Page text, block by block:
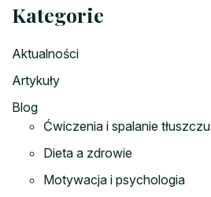
Kategorie
Aktualności
Artykuły
Blog
Ćwiczenia i spalanie tłuszczu
Dieta a zdrowie
Motywacja i psychologia